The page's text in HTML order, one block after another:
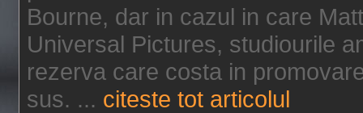
Bourne, dar in cazul in care
Universal Pictures, studiourile
rezerva care costa in
sus. ... citeste tot articolul